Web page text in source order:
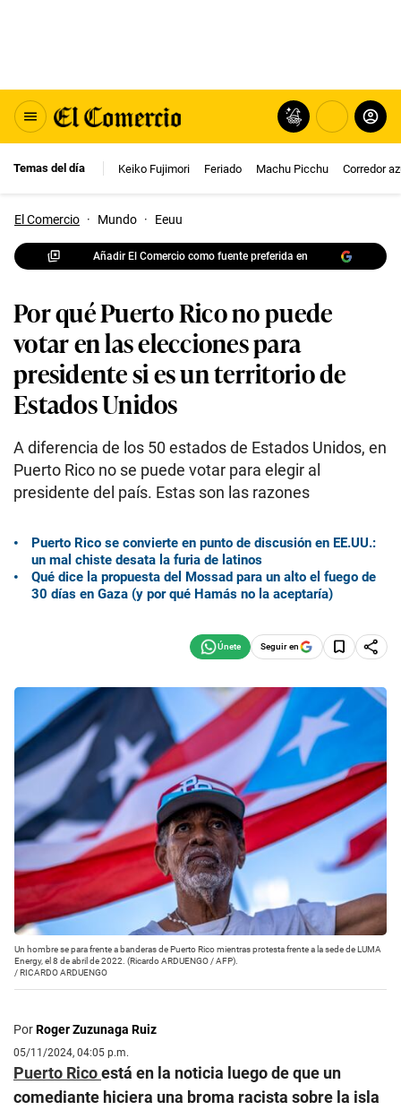
Temas del día Keiko Fujimori Feriado Machu Picchu Corredor
El Comercio · Mundo · Eeuu
Añadir El Comercio como fuente preferida en
Por qué Puerto Rico no puede
votar en las elecciones para
presidente si es un territorio de
Estados Unidos
A diferencia de los 50 estados de Estados Unidos, en
Puerto Rico no se puede votar para elegir al
presidente del país. Estas son las razones
Puerto Rico se convierte en punto de discusión en EE.UU.:
un mal chiste desata la furia de latinos
Qué dice la propuesta del Mossad para un alto el fuego de
30 días en Gaza (y por qué Hamás no la aceptaría)
Seguir en
Un hombre se para frente a banderas de Puerto Rico mientras protesta frente a la sede de LUMA
Energy, el 8 de abril de 2022. (Ricardo ARDUENGO / AFP).
/RICARDO ARDUENGO
PorRoger Zuzunaga Ruiz
05/11/2024, 04:05 p.m.
Puerto Ricoestá en la noticia luego de que un
comediante hiciera una broma racista sobre la isla